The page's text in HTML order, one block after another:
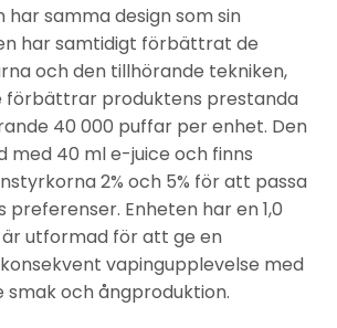
har samma design som sin
har samtidigt förbättrat de
och den tillhörande tekniken,
förbättrar produktens prestanda
40 000 puffar per enhet. Den
med 40 ml e-juice och finns
2% och 5% för att passa
preferenser. Enheten har en 1,0
utformad för att ge en
vapingupplevelse med
och ångproduktion.